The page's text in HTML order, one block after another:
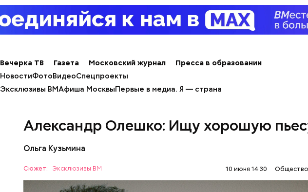
Вечерка ТВ Газета Московский журнал
Пресса в образовании
НовостиФотоВидеоСпецпроекты
Эксклюзивы ВМАфиша МосквыПервые в медиа. Я — страна
Александр Олешко: Ищу хорошую
Ольга Кузьмина
Сюжет: Эксклюзивы ВМ 10 июня 14:30 Общество